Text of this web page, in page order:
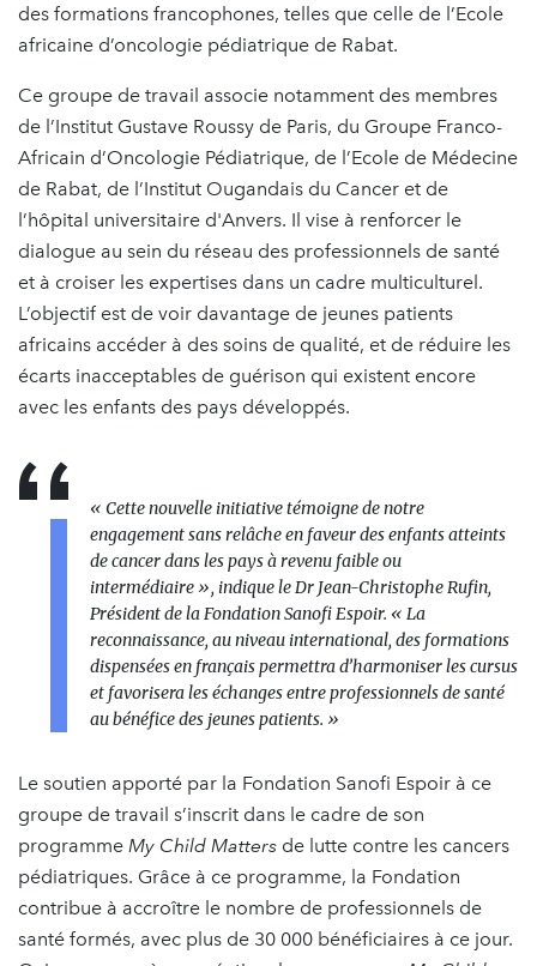
des formations francophones, telles que celle de l’Ecole
africaine d’oncologie pédiatrique de Rabat.
Ce groupe de travail associe notamment des membres
de l’Institut Gustave Roussy de Paris, du Groupe Franco-
Africain d’Oncologie Pédiatrique, de l’Ecole de Médecine
de Rabat, de l’Institut Ougandais du Cancer et de
l’hôpital universitaire d'Anvers. Il vise à renforcer le
dialogue au sein du réseau des professionnels de santé
et à croiser les expertises dans un cadre multiculturel.
L’objectif est de voir davantage de jeunes patients
africains accéder à des soins de qualité, et de réduire les
écarts inacceptables de guérison qui existent encore
avec les enfants des pays développés.
« Cette nouvelle initiative témoigne de notre
engagement sans relâche en faveur des enfants atteints
de cancer dans les pays à revenu faible ou
intermédiaire », indique le Dr Jean-Christophe Rufin,
Président de la Fondation Sanofi Espoir. « La
reconnaissance, au niveau international, des formations
dispensées en français permettra d’harmoniser les cursus
et favorisera les échanges entre professionnels de santé
au bénéfice des jeunes patients. »
Le soutien apporté par la Fondation Sanofi Espoir à ce
groupe de travail s’inscrit dans le cadre de son
programme My Child Matters de lutte contre les cancers
pédiatriques. Grâce à ce programme, la Fondation
contribue à accroître le nombre de professionnels de
santé formés, avec plus de 30 000 bénéficiaires à ce jour.